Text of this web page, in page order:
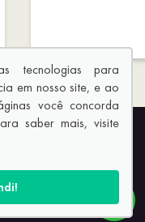
tecnologias para
em nosso site, e ao
você concorda
saber mais, visite